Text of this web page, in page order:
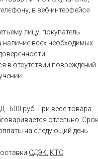
в веб-интерфейсе
лицу, покупатель
наличие всех необходимых
в отсутствии повреждений
- 600 руб. При весе товара
отдельно. Срок
на следующий день
СДЭК КТС